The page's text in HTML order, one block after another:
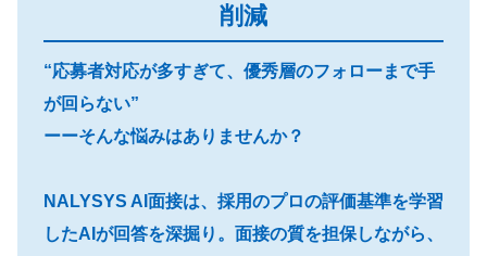
削減
“応募者対応が多すぎて、優秀層のフォローまで手
が回らない”
ーーそんな悩みはありませんか？
NALYSYS AI面接は、採用のプロの評価基準を学習
したAIが回答を深掘り。面接の質を担保しながら、